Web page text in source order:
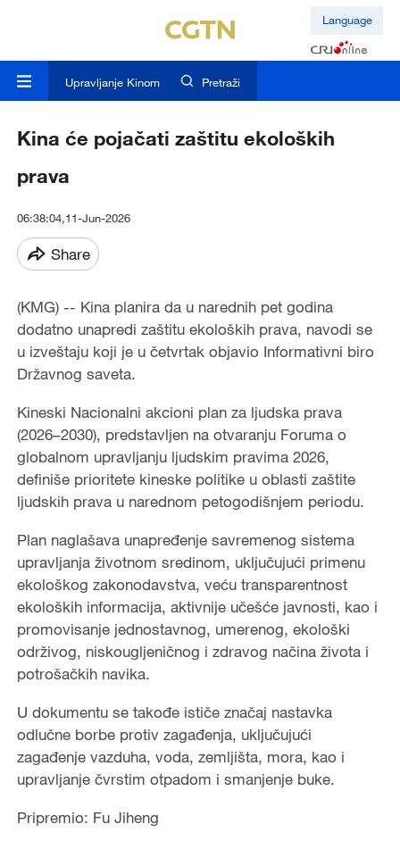
Language
Upravljanje Kinom Pretraži
Kina će pojačati zaštitu ekoloških
prava
06:38:04,11-Jun-2026
Share
(KMG) -- Kina planira da u narednih pet godina
dodatno unapredi zaštitu ekoloških prava, navodi se
u izveštaju koji je u četvrtak objavio Informativni biro
Državnog saveta.
Kineski Nacionalni akcioni plan za ljudska prava
(2026–2030), predstavljen na otvaranju Foruma o
globalnom upravljanju ljudskim pravima 2026,
definiše prioritete kineske politike u oblasti zaštite
ljudskih prava u narednom petogodišnjem periodu.
Plan naglašava unapređenje savremenog sistema
upravljanja životnom sredinom, uključujući primenu
ekološkog zakonodavstva, veću transparentnost
ekoloških informacija, aktivnije učešće javnosti, kao i
promovisanje jednostavnog, umerenog, ekološki
održivog, niskougljeničnog i zdravog načina života i
potrošačkih navika.
U dokumentu se takođe ističe značaj nastavka
odlučne borbe protiv zagađenja, uključujući
zagađenje vazduha, voda, zemljišta, mora, kao i
upravljanje čvrstim otpadom i smanjenje buke.
Pripremio: Fu Jiheng